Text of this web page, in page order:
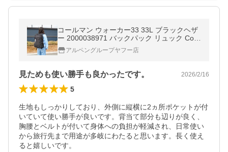
コールマン ウォーカー33 33L ブラックヘザ
ー 2000038971 バックパック リュック Cole
manアルペングループヤフー店
見ためも使い勝手も良かったです。 2026/2/16
5
生地もしっかりしており、外側に縦横に2ヵ所ポケットが付
いていて使い勝手が良いです。背当て部分も辺りが良く、
胸腰とベルトが付いて身体への負担が軽減され、日常使い
から旅行先まで用途が多岐にわたると思います。長く使え
ると嬉しいです。